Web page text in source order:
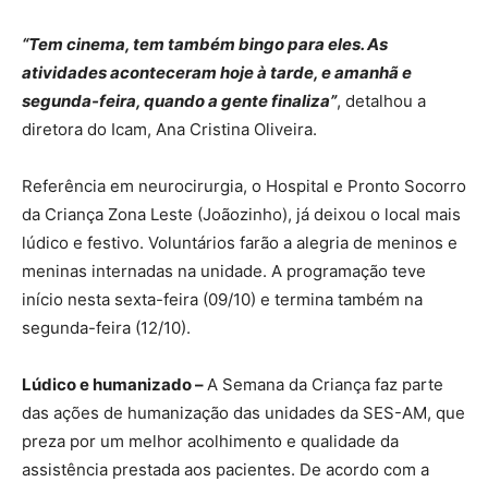
“Tem cinema, tem também bingo para eles. As
atividades aconteceram hoje à tarde, e amanhã e
segunda-feira, quando a gente finaliza”, detalhou a
diretora do Icam, Ana Cristina Oliveira.
Referência em neurocirurgia, o Hospital e Pronto Socorro
da Criança Zona Leste (Joãozinho), já deixou o local mais
lúdico e festivo. Voluntários farão a alegria de meninos e
meninas internadas na unidade. A programação teve
início nesta sexta-feira (09/10) e termina também na
segunda-feira (12/10).
Lúdico e humanizado –A Semana da Criança faz parte
das ações de humanização das unidades da SES-AM, que
preza por um melhor acolhimento e qualidade da
assistência prestada aos pacientes. De acordo com a